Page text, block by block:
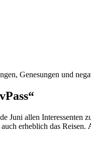
Genesungen und
Juni allen Interessenten
erheblich das Reisen.